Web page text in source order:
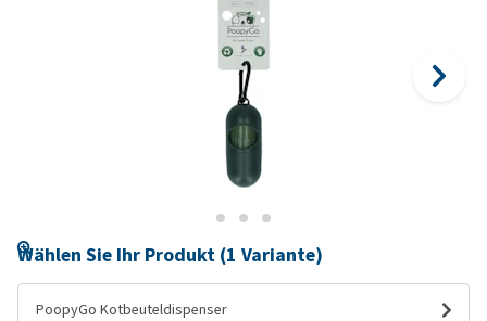
Wählen Sie Ihr Produkt (1 Variante)
PoopyGo Kotbeuteldispenser